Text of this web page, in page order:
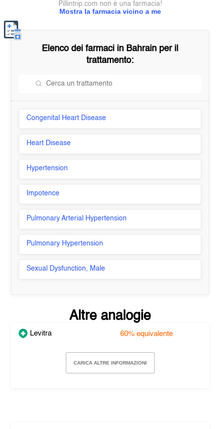
Mostra la farmacia vicino a me
Pillintrip.com non è una farmacia!
Elenco dei farmaci in Bahrain per il
trattamento:
Congenital Heart Disease
Heart Disease
Hypertension
Impotence
Pulmonary Arterial Hypertension
Pulmonary Hypertension
Sexual Dysfunction, Male
Altre analogie
Levitra 60% equivalente
CARICA ALTRE INFORMAZIONI